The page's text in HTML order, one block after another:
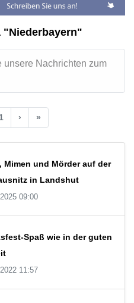
"Niederbayern"
unsere Nachrichten zum
1 › »
Mimen und Mörder auf der
in Landshut
09:00
Spaß wie in der guten
11:57